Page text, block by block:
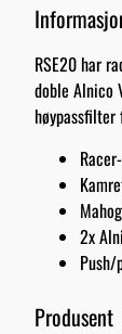
RSE20 har
doble Alnico
2x
Produsent